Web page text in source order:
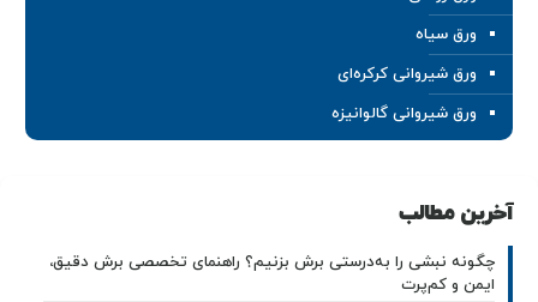
ورق سیاه
ورق شیروانی کرکره‌ای
ورق شیروانی گالوانیزه
آخرین مطالب
چگونه نبشی را به‌درستی برش بزنیم؟ راهنمای تخصصی برش دقیق،
ایمن و کم‌پرت